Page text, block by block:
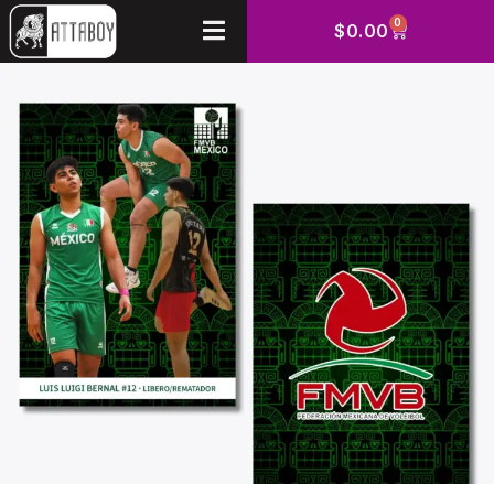
$0.00 0